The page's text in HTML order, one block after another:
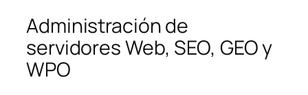
Administración de
servidores Web, SEO, GEO y
WPO